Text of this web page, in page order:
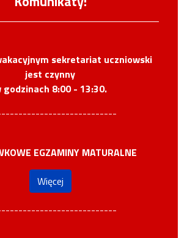
sekretariat uczniowski
jest czynny
godzinach 8:00 - 13:30.
EGZAMINY MATURALNE
Więcej